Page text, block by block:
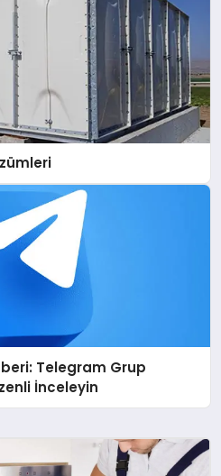
Telegram Grup
İnceleyin